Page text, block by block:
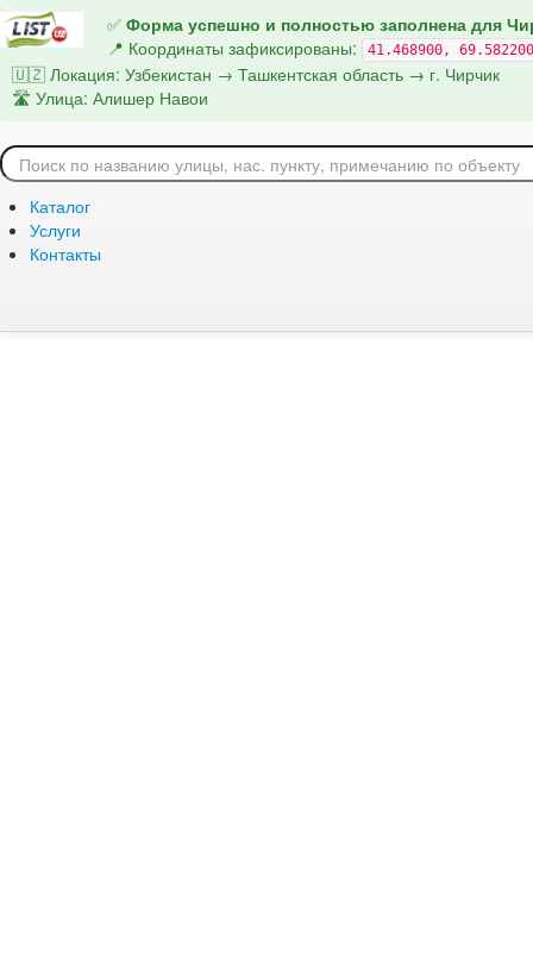
✅ Форма успешно и полностью заполнена для
📍 Координаты зафиксированы:
41.468900, 69.582200
🇺🇿 Локация: Узбекистан → Ташкентская область → г. Чирчик
🛣️ Улица: Алишер Навои
Каталог
Услуги
Контакты
Название домена
shahar.uz
Адрес модуля выгрузки Яндекс.Недвижимость- Тут
расположен ваш файл на сайте, например https://moysait.uz/
📡 Запуск умной синхронизации адреса Чирчика...
URL-источника XML